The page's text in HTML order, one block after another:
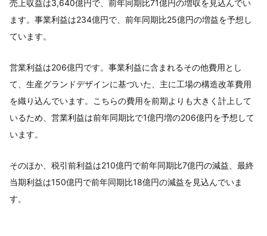
売上収益は3,640億円で、前年同期比71億円の増収を見込んでい
ます。事業利益は234億円で、前年同期比25億円の増益を予想し
ています。
営業利益は206億円です。事業利益に含まれるその他費用とし
て、生産グランドデザインに基づいた、主に工場の構造改革費用
を織り込んでいます。こちらの費用を前期よりも大きく計上して
いるため、営業利益は前年同期比で1億円増の206億円を予想して
います。
そのほか、税引前利益は210億円で前年同期比7億円の減益、最終
当期利益は150億円で前年同期比18億円の減益を見込んでいま
す。